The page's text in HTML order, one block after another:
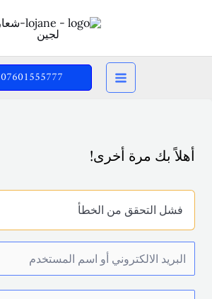
07601555777
أهلاً بك مرة أخرى!
فشل التحقق من الخطأ